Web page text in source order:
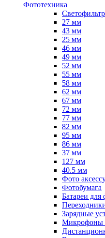
Фототехника
27 мм
43 мм
25 мм
46 мм
49 мм
52 мм
55 мм
58 мм
62 мм
67 мм
72 мм
77 мм
82 мм
95 мм
86 мм
37 мм
127 мм
40.5 мм
Фото
Фотобумага
Батареи для
Зарядные
Микрофоны